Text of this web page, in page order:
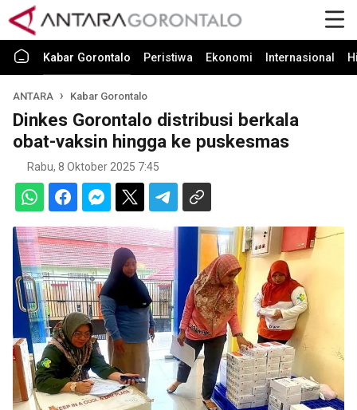
Kabar Gorontalo Peristiwa Ekonomi Internasional
ANTARA Kabar Gorontalo
Dinkes Gorontalo distribusi berkala
obat-vaksin hingga ke puskesmas
Rabu, 8 Oktober 2025 7:45